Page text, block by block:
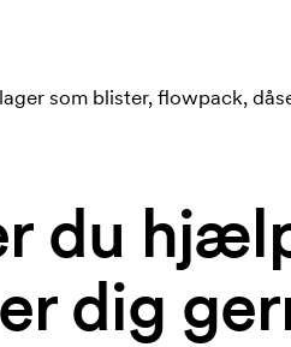
som blister, flowpack,
du
dig